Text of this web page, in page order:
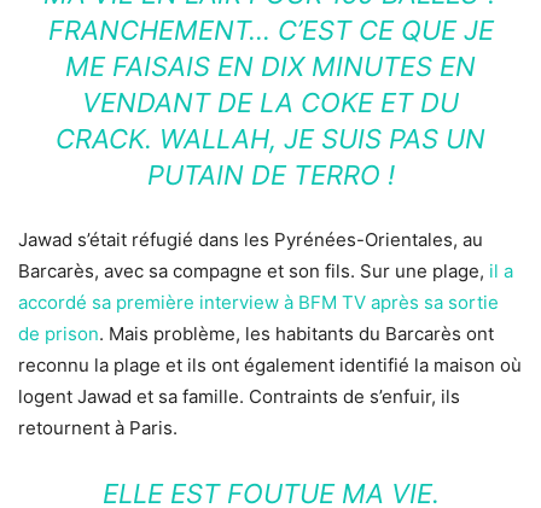
FRANCHEMENT… C’EST CE QUE JE
ME FAISAIS EN DIX MINUTES EN
VENDANT DE LA COKE ET DU
CRACK. WALLAH, JE SUIS PAS UN
PUTAIN DE TERRO !
Jawad s’était réfugié dans les Pyrénées-Orientales, au
Barcarès, avec sa compagne et son fils. Sur une plage, il a
accordé sa première interview à BFM TV après sa sortie
de prison. Mais problème, les habitants du Barcarès ont
reconnu la plage et ils ont également identifié la maison où
logent Jawad et sa famille. Contraints de s’enfuir, ils
retournent à Paris.
ELLE EST FOUTUE MA VIE.